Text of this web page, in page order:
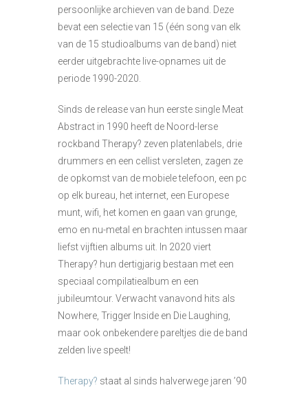
persoonlijke archieven van de band. Deze
bevat een selectie van 15 (één song van elk
van de 15 studioalbums van de band) niet
eerder uitgebrachte live-opnames uit de
periode 1990-2020.
Sinds de release van hun eerste single Meat
Abstract in 1990 heeft de Noord-Ierse
rockband Therapy? zeven platenlabels, drie
drummers en een cellist versleten, zagen ze
de opkomst van de mobiele telefoon, een pc
op elk bureau, het internet, een Europese
munt, wifi, het komen en gaan van grunge,
emo en nu-metal en brachten intussen maar
liefst vijftien albums uit. In 2020 viert
Therapy? hun dertigjarig bestaan met een
speciaal compilatiealbum en een
jubileumtour. Verwacht vanavond hits als
Nowhere, Trigger Inside en Die Laughing,
maar ook onbekendere pareltjes die de band
zelden live speelt!
Therapy? staat al sinds halverwege jaren ’90